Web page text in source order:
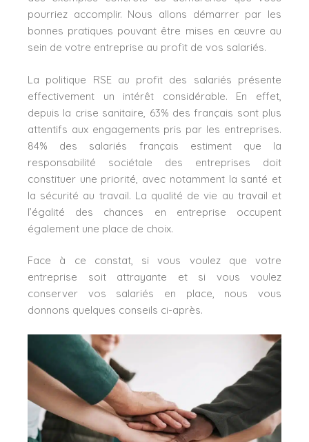
pourriez accomplir. Nous allons démarrer par les
bonnes pratiques pouvant être mises en œuvre au
sein de votre entreprise au profit de vos salariés.
La politique RSE au profit des salariés présente
effectivement un intérêt considérable. En effet,
depuis la crise sanitaire, 63% des français sont plus
attentifs aux engagements pris par les entreprises.
84% des salariés français estiment que la
responsabilité sociétale des entreprises doit
constituer une priorité, avec notamment la santé et
la sécurité au travail. La qualité de vie au travail et
l’égalité des chances en entreprise occupent
également une place de choix.
Face à ce constat, si vous voulez que votre
entreprise soit attrayante et si vous voulez
conserver vos salariés en place, nous vous
donnons quelques conseils ci-après.